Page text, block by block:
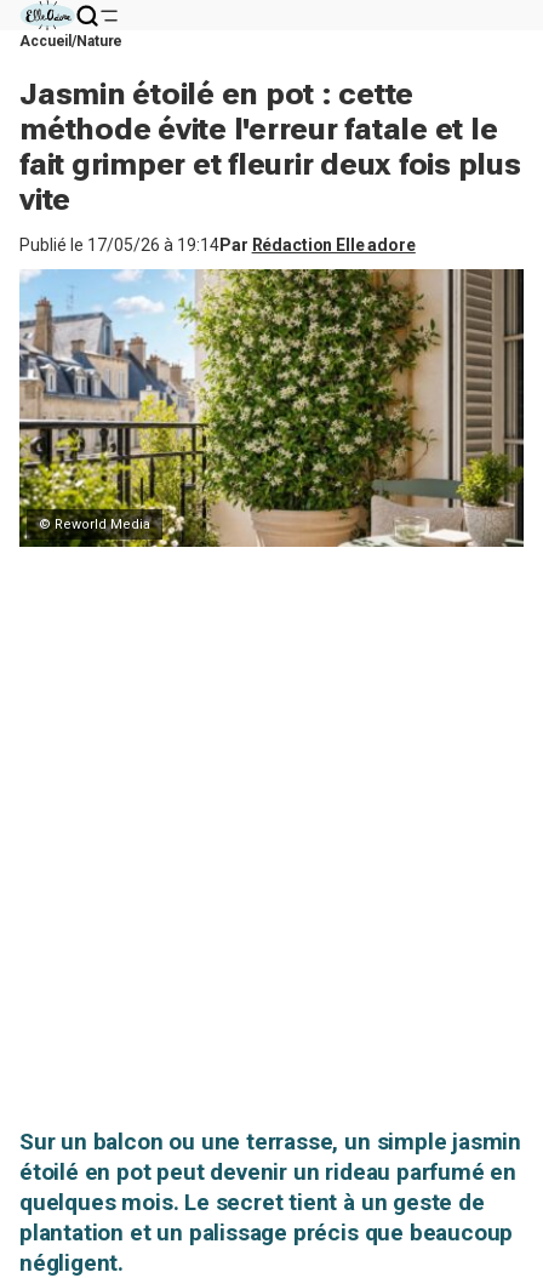
Accueil Nature
Jasmin étoilé en pot : cette
méthode évite l'erreur fatale et le
fait grimper et fleurir deux fois plus
vite
Publié le 17/05/26 à 19:14Par Rédaction Elle adore
© Reworld Media
Sur un balcon ou une terrasse, un simple jasmin
étoilé en pot peut devenir un rideau parfumé en
quelques mois. Le secret tient à un geste de
plantation et un palissage précis que beaucoup
négligent.